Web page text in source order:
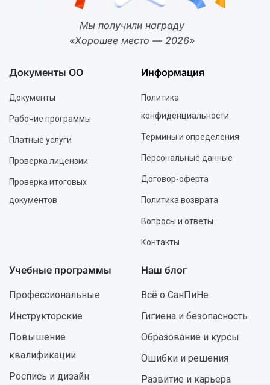
Мы получили награду
«Хорошее место — 2026»
Документы ОО
Документы
Рабочие программы
Платные услуги
Проверка лицензии
Проверка итоговых
документов
Информация
Политика
конфиденциальности
Термины и определения
Персональные данные
Договор-оферта
Политика возврата
Вопросы и ответы
Контакты
Учебные программы
Профессиональные
Инструкторские
Повышение
квалификации
Роспись и дизайн
Наш блог
Всё о СанПиНе
Гигиена и безопасность
Образование и курсы
Ошибки и решения
Развитие и карьера